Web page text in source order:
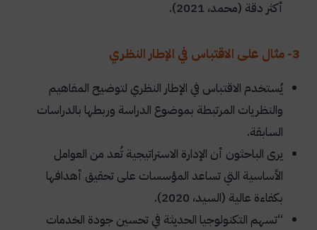
أكثر دقة (محمد، 2021).
3- مثال على الاقتباس في الإطار النظري
يُستخدم الاقتباس في الإطار النظري لتوضيح المفاهيم
والنظريات المرتبطة بموضوع الدراسة وربطها بالدراسات
السابقة.
يرى الباحثون أن الإدارة الاستراتيجية تُعد من العوامل
الأساسية التي تساعد المؤسسات على تحقيق أهدافها
بكفاءة عالية (السيد، 2020).
“تسهم التكنولوجيا الحديثة في تحسين جودة الخدمات